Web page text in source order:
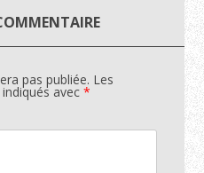
pas publiée. Les
avec *